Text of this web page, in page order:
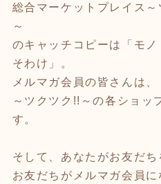
総合マーケットプレイス
～
のキャッチコピーは「モ
そわけ」。
メルマガ会員の皆さんは、
～ツクツク!!～の各ショッ
す。
そして、あなたがお友だち
お友だちがメルマガ会員に